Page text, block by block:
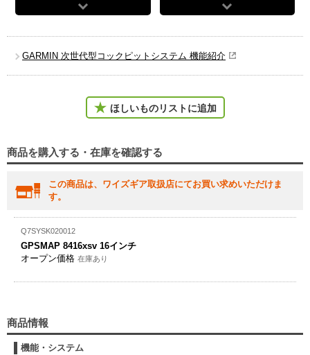
GARMIN 次世代型コックピットシステム 機能紹介
ほしいものリストに追加
商品を購入する・在庫を確認する
この商品は、ワイズギア取扱店にてお買い求めいただけま
す。
Q7SYSK020012
GPSMAP 8416xsv 16インチ
オープン価格 在庫あり
商品情報
機能・システム